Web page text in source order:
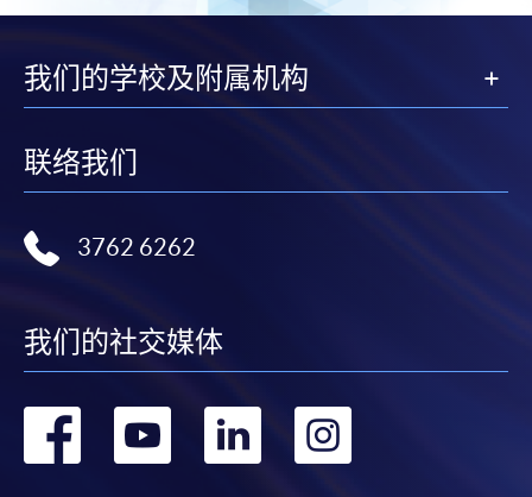
我们的学校及附属机构
联络我们
3762 6262
我们的社交媒体
转
转
转